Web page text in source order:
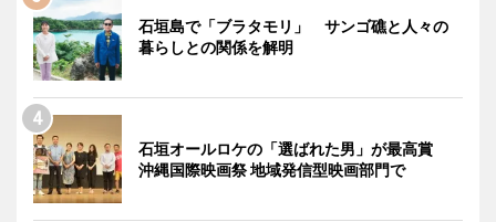
石垣島で「ブラタモリ」 サンゴ礁と人々の
暮らしとの関係を解明
石垣オールロケの「選ばれた男」が最高賞
沖縄国際映画祭 地域発信型映画部門で